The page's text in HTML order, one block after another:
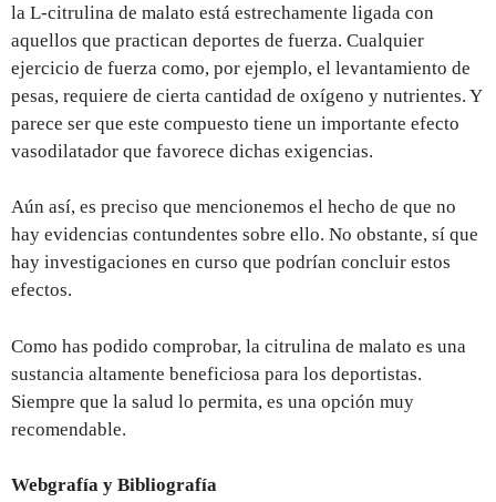
la L-citrulina de malato está estrechamente ligada con
aquellos que practican deportes de fuerza. Cualquier
ejercicio de fuerza como, por ejemplo, el levantamiento de
pesas, requiere de cierta cantidad de oxígeno y nutrientes. Y
parece ser que este compuesto tiene un importante efecto
vasodilatador que favorece dichas exigencias.
Aún así, es preciso que mencionemos el hecho de que no
hay evidencias contundentes sobre ello. No obstante, sí que
hay investigaciones en curso que podrían concluir estos
efectos.
Como has podido comprobar, la citrulina de malato es una
sustancia altamente beneficiosa para los deportistas.
Siempre que la salud lo permita, es una opción muy
recomendable.
Webgrafía y Bibliografía